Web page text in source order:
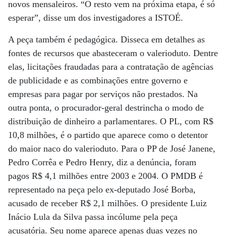
novos mensaleiros. “O resto vem na próxima etapa, é só
esperar”, disse um dos investigadores a ISTOÉ.
A peça também é pedagógica. Disseca em detalhes as
fontes de recursos que abasteceram o valerioduto. Dentre
elas, licitações fraudadas para a contratação de agências
de publicidade e as combinações entre governo e
empresas para pagar por serviços não prestados. Na
outra ponta, o procurador-geral destrincha o modo de
distribuição de dinheiro a parlamentares. O PL, com R$
10,8 milhões, é o partido que aparece como o detentor
do maior naco do valerioduto. Para o PP de José Janene,
Pedro Corrêa e Pedro Henry, diz a denúncia, foram
pagos R$ 4,1 milhões entre 2003 e 2004. O PMDB é
representado na peça pelo ex-deputado José Borba,
acusado de receber R$ 2,1 milhões. O presidente Luiz
Inácio Lula da Silva passa incólume pela peça
acusatória. Seu nome aparece apenas duas vezes no